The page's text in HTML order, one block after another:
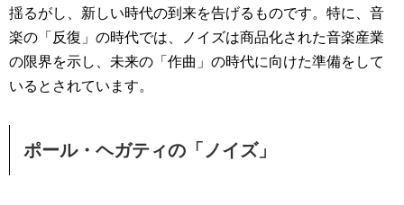
揺るがし、新しい時代の到来を告げるものです。特に、音
楽の「反復」の時代では、ノイズは商品化された音楽産業
の限界を示し、未来の「作曲」の時代に向けた準備をして
いるとされています​。
ポール・ヘガティの「ノイズ」